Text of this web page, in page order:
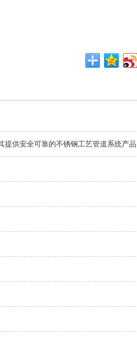
提供安全可靠的不锈钢工艺管道系统产品